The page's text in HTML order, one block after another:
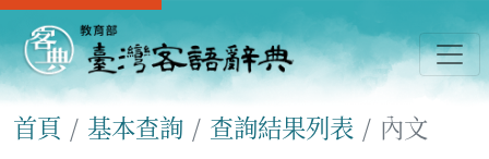
首頁 基本查詢 查詢結果列表 內文